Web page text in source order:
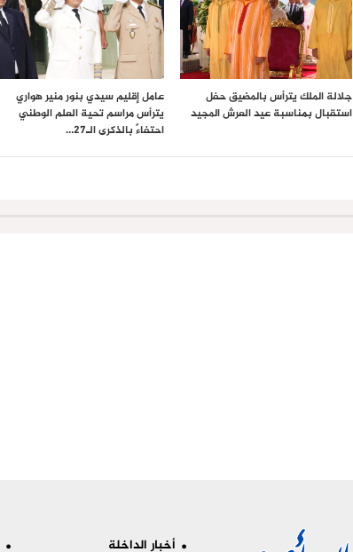
جلالة الملك يترأس بالمضيق حفل
استقبال بمناسبة عيد العرش المجيد
عامل إقليم سيدي بنور منير هواري
يترأس مراسم تحية العلم الوطني
احتفاءً بالذكرى الـ27…
أخبار الداخلة